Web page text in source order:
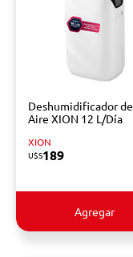
Deshumidificador de
Aire XION 12 L/Día
XION
U$S189
Agregar